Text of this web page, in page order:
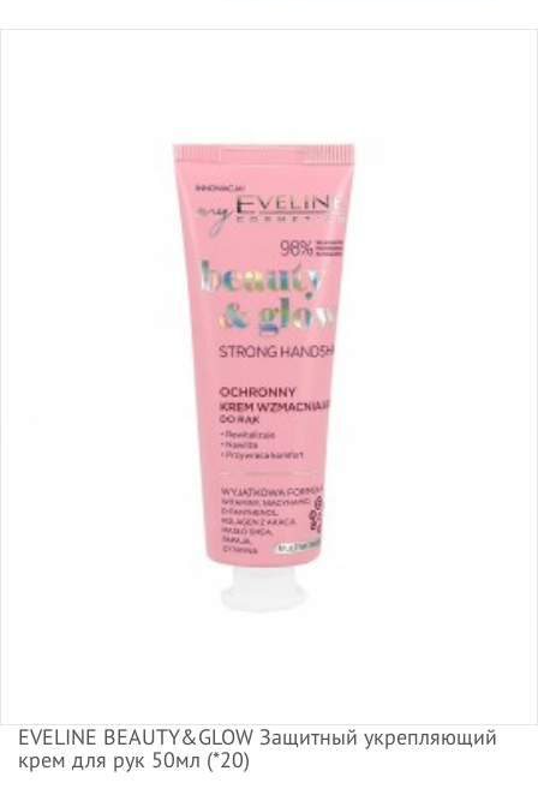
EVELINE BEAUTY&GLOW Защитный укрепляющий
крем для рук 50мл (*20)